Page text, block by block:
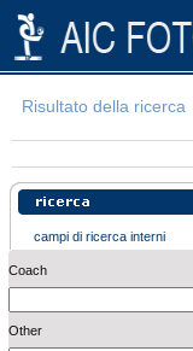
Risultato della ricerca
campi di ricerca interni
Coach
Other